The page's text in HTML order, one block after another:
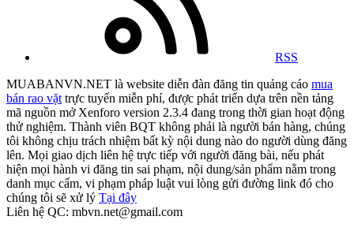
RSS
MUABANVN.NET là website diễn đàn đăng tin quảng cáo mua
bán rao vặt trực tuyến miễn phí, được phát triển dựa trên nền tảng
mã nguồn mở Xenforo version 2.3.4 đang trong thời gian hoạt động
thử nghiệm. Thành viên BQT không phải là người bán hàng, chúng
tôi không chịu trách nhiệm bất kỳ nội dung nào do người dùng đăng
lên. Mọi giao dịch liên hệ trực tiếp với người đăng bài, nếu phát
hiện mọi hành vi đăng tin sai phạm, nội dung/sản phẩm nằm trong
danh mục cấm, vi phạm pháp luật vui lòng gửi đường link đó cho
chúng tôi sẽ xử lý Tại đây
Liên hệ QC: mbvn.net@gmail.com